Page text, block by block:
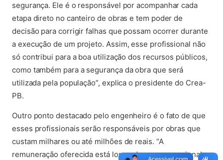
segurança. Ele é o responsável por acompanhar cada
etapa direto no canteiro de obras e tem poder de
decisão para corrigir falhas que possam ocorrer durante
a execução de um projeto. Assim, esse profissional não
só contribui para a boa utilização dos recursos públicos,
como também para a segurança da obra que será
utilizada pela população”, explica o presidente do Crea-
PB.
Outro ponto destacado pelo engenheiro é o fato de que
esses profissionais serão responsáveis por obras que
custam milhares ou até milhões de reais. “A
remuneração oferecida está longe de ser proporcional